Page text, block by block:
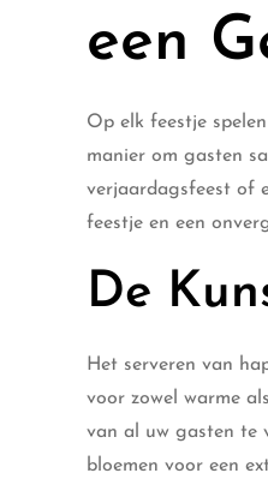
een
Op elk feestje
manier om gasten
verjaardagsfeest of
feestje en een
De
Het serveren van
voor zowel warme
van al uw gasten te
bloemen voor een